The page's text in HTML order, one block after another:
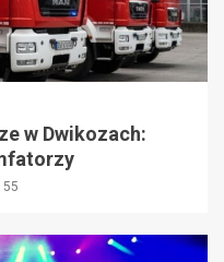
w Dwikozach:
55